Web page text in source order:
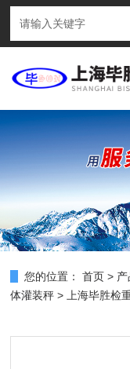
您的位置： 首页 >
体灌装秤 > 上海毕胜检